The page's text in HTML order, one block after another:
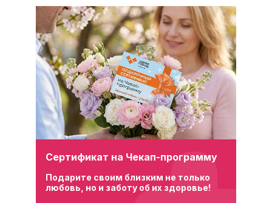
Сертификат на Чекап-программу
Подарите своим близким не только
любовь, но и заботу об их здоровье!